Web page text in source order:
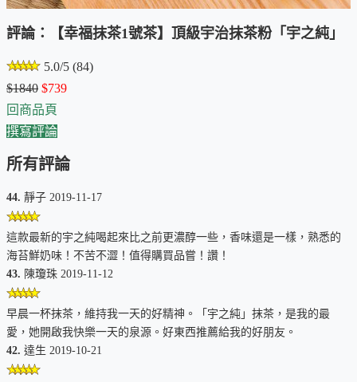
評論：【幸福抹茶1號茶】頂級宇治抹茶粉「宇之純」
5.0/5 (84)
$1840 $739
回商品頁
撰寫評論
所有評論
44. 靜子 2019-11-17
這款最新的宇之純喝起來比之前更濃醇一些，香味還是一樣，熟悉的
海苔鮮奶味！不苦不澀！值得購買品嘗！讚！
43. 陳瓊珠 2019-11-12
早晨一杯抹茶，維持我一天的好精神。「宇之純」抹茶，是我的最
愛，她開啟我快樂一天的泉源。好東西推薦給我的好朋友。
42. 達生 2019-10-21